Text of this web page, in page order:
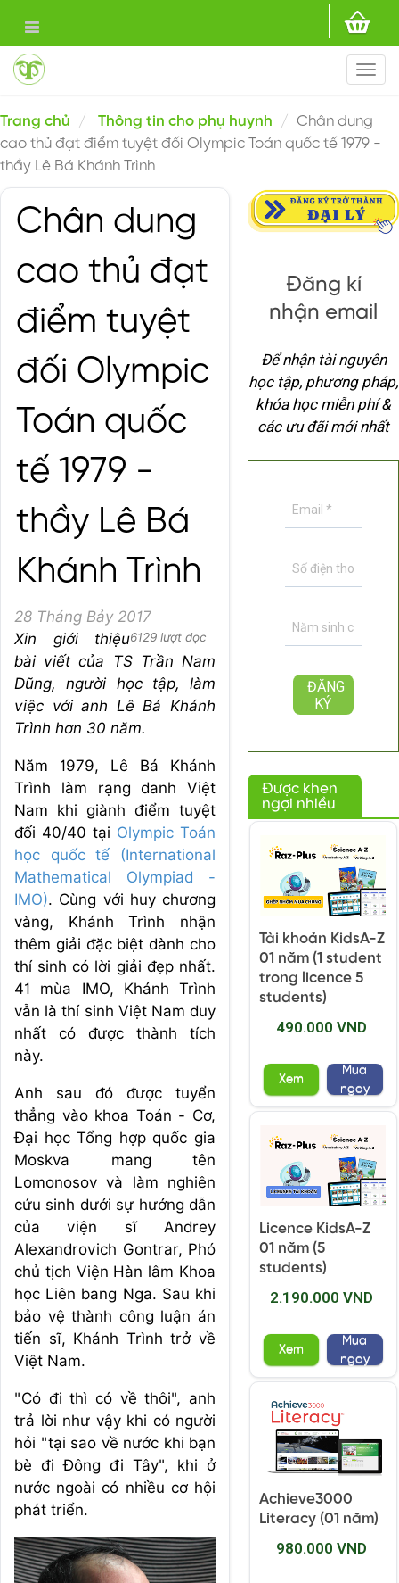
Trang chủ Thông tin cho phụ huynh
Chân dung
cao thủ đạt điểm tuyệt đối Olympic Toán quốc tế 1979 -
thầy Lê Bá Khánh Trình
Chân dung
cao thủ đạt
điểm tuyệt
đối Olympic
Toán quốc
tế 1979 -
thầy Lê Bá
Khánh Trình
28 Tháng Bảy 2017
6129 lượt đọc
Xin giới thiệu
bài viết của TS Trần Nam
Dũng, người học tập, làm
việc với anh Lê Bá Khánh
Trình hơn 30 năm.
Năm 1979, Lê Bá Khánh
Trình làm rạng danh Việt
Nam khi giành điểm tuyệt
đối 40/40 tại Olympic Toán
học quốc tế (International
Mathematical Olympiad -
IMO). Cùng với huy chương
vàng, Khánh Trình nhận
thêm giải đặc biệt dành cho
thí sinh có lời giải đẹp nhất.
41 mùa IMO, Khánh Trình
vẫn là thí sinh Việt Nam duy
nhất có được thành tích
này.
Anh sau đó được tuyển
thẳng vào khoa Toán - Cơ,
Đại học Tổng hợp quốc gia
Moskva mang tên
Lomonosov và làm nghiên
cứu sinh dưới sự hướng dẫn
của viện sĩ Andrey
Alexandrovich Gontrar, Phó
chủ tịch Viện Hàn lâm Khoa
học Liên bang Nga. Sau khi
bảo vệ thành công luận án
tiến sĩ, Khánh Trình trở về
Việt Nam.
"Có đi thì có về thôi", anh
trả lời như vậy khi có người
hỏi "tại sao về nước khi bạn
bè đi Đông đi Tây", khi ở
nước ngoài có nhiều cơ hội
phát triển.
Đăng kí
nhận email
Để nhận tài nguyên
học tập, phương pháp,
khóa học miễn phí &
các ưu đãi mới nhất
Được khen
ngợi nhiều
Tài khoản KidsA-Z
01 năm (1 student
trong licence 5
students)
490.000 VND
Xem
Mua
ngay
Licence KidsA-Z
01 năm (5
students)
2.190.000 VND
Xem
Mua
ngay
Achieve3000
Literacy (01 năm)
980.000 VND